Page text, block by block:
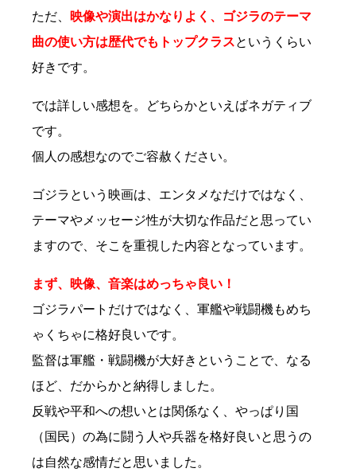
ただ、
映像や演出はかなりよく、ゴジラのテーマ
曲の使い方は歴代でもトップクラスというくらい
好きです。
では詳しい感想を。どちらかといえばネガティブ
です。
個人の感想なのでご容赦ください。
ゴジラという映画は、エンタメなだけではなく、
テーマやメッセージ性が大切な作品だと思ってい
ますので、そこを重視した内容となっています。
まず、映像、音楽はめっちゃ良い！
ゴジラパートだけではなく、軍艦や戦闘機もめち
ゃくちゃに格好良いです。
監督は軍艦・戦闘機が大好きということで、なる
ほど、だからかと納得しました。
反戦や平和への想いとは関係なく、やっぱり国
（国民）の為に闘う人や兵器を格好良いと思うの
は自然な感情だと思いました。